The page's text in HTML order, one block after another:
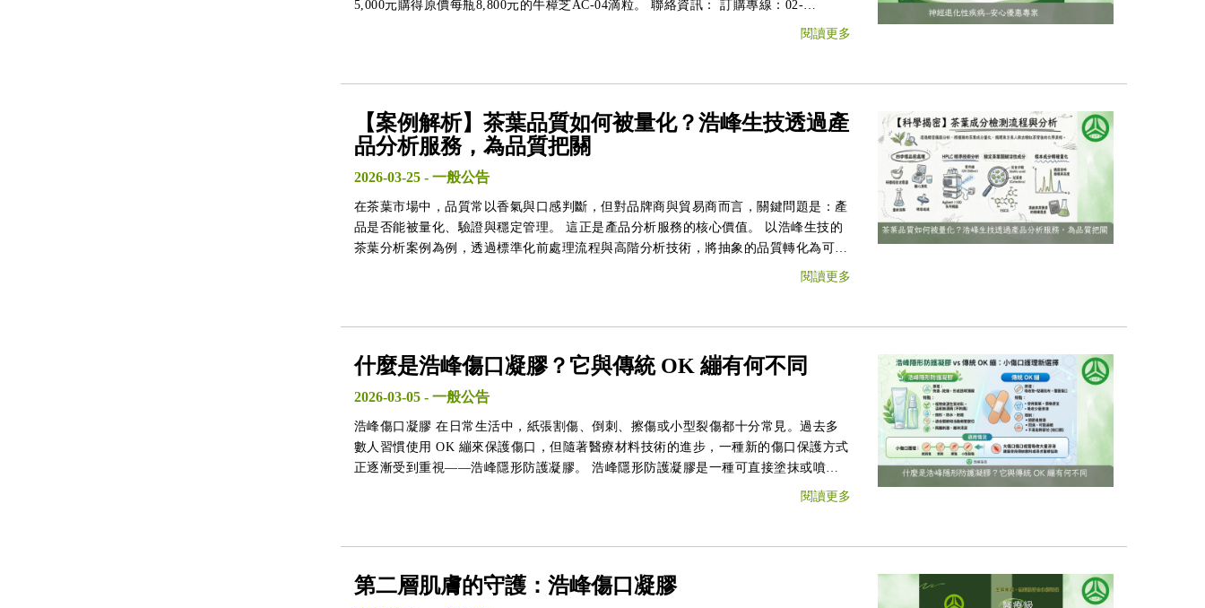
5,000元購得原價每瓶8,800元的牛樟芝AC-04滴粒。 聯絡資訊： 訂購專線：02-
專案的其他細節，隨時可以聯絡公司。
閱讀更多
【案例解析】茶葉品質如何被量化？浩峰生技透過產
品分析服務，為品質把關
2026-03-25- 一般公告
在茶葉市場中，品質常以香氣與口感判斷，但對品牌商與貿易商而言，關鍵問題是：產
品是否能被量化、驗證與穩定管理。 這正是產品分析服務的核心價值。 以浩峰生技的
茶葉分析案例為例，透過標準化前處理流程與高階分析技術，將抽象的品質轉化為可追
閱讀更多
什麼是浩峰傷口凝膠？它與傳統 OK 繃有何不同
2026-03-05- 一般公告
浩峰傷口凝膠 在日常生活中，紙張割傷、倒刺、擦傷或小型裂傷都十分常見。過去多
數人習慣使用 OK 繃來保護傷口，但隨著醫療材料技術的進步，一種新的傷口保護方式
正逐漸受到重視——浩峰隱形防護凝膠。 浩峰隱形防護凝膠是一種可直接塗抹或噴灑
在傷口表面的護理產品，能在皮膚表面形成一層透明的保護膜，幫助隔離外界刺激並維
閱讀更多
第二層肌膚的守護：浩峰傷口凝膠